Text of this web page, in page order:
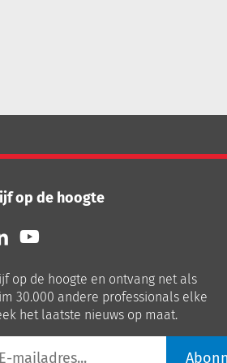
op de hoogte
Volg
ons
Youtube
op de hoogte en ontvang net als
30.000 andere professionals elke
het laatste nieuws op maat.